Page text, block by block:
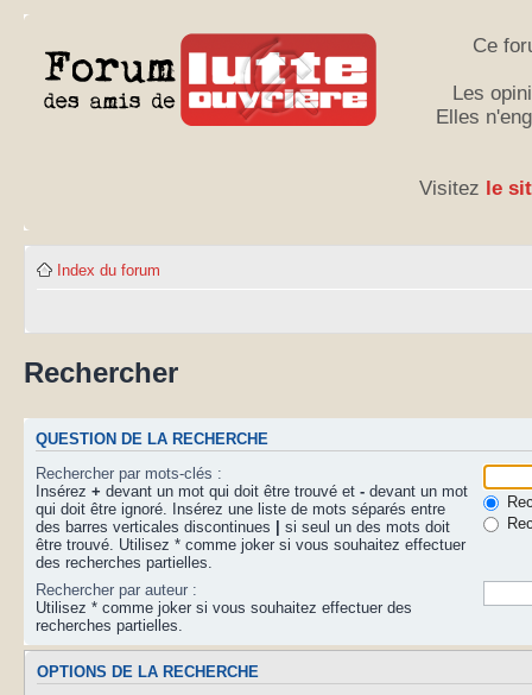
Ce
Les
Elles
Visitez le
Index du forum
Rechercher
QUESTION DE LA RECHERCHE
Rechercher par mots-clés :
Insérez + devant un mot qui doit être trouvé et - devant un mot
qui doit être ignoré. Insérez une liste de mots séparés entre
des barres verticales discontinues
si seul un des mots doit
être trouvé. Utilisez * comme joker si vous souhaitez effectuer
des recherches partielles.
Rechercher par auteur :
Utilisez * comme joker si vous souhaitez effectuer des
recherches partielles.
OPTIONS DE LA RECHERCHE